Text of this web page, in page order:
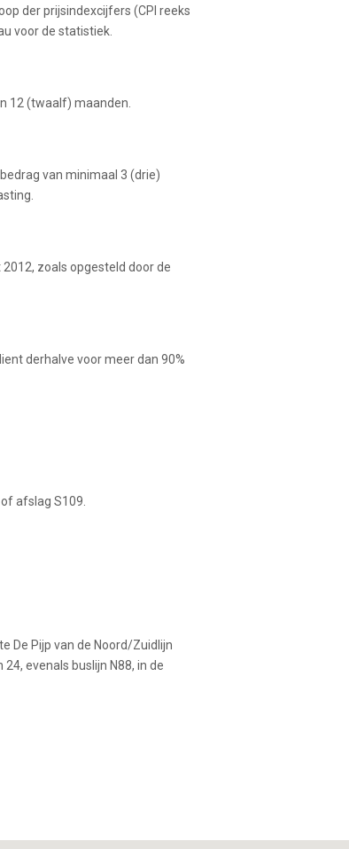
der prijsindexcijfers (CPI reeks
voor de statistiek.
12 (twaalf) maanden.
van minimaal 3 (drie)
zoals opgesteld door de
derhalve voor meer dan 90%
afslag S109.
De Pijp van de Noord/Zuidlijn
evenals buslijn N88, in de